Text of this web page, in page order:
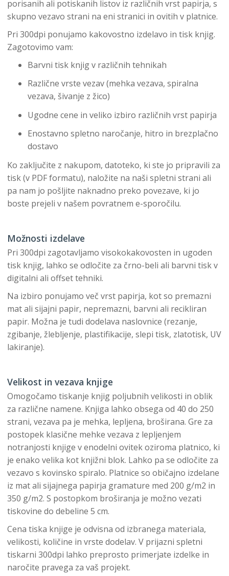
porisanih ali potiskanih listov iz različnih vrst papirja, s
skupno vezavo strani na eni stranici in ovitih v platnice.
Pri 300dpi ponujamo kakovostno izdelavo in tisk knjig.
Zagotovimo vam:
Barvni tisk knjig v različnih tehnikah
Različne vrste vezav (mehka vezava, spiralna
vezava, šivanje z žico)
Ugodne cene in veliko izbiro različnih vrst papirja
Enostavno spletno naročanje, hitro in brezplačno
dostavo
Ko zaključite z nakupom, datoteko, ki ste jo pripravili za
tisk (v PDF formatu), naložite na naši spletni strani ali
pa nam jo pošljite naknadno preko povezave, ki jo
boste prejeli v našem povratnem e-sporočilu.
Možnosti izdelave
Pri 300dpi zagotavljamo visokokakovosten in ugoden
tisk knjig, lahko se odločite za črno-beli ali barvni tisk v
digitalni ali offset tehniki.
Na izbiro ponujamo več vrst papirja, kot so premazni
mat ali sijajni papir, nepremazni, barvni ali recikliran
papir. Možna je tudi dodelava naslovnice (rezanje,
zgibanje, žlebljenje, plastifikacije, slepi tisk, zlatotisk, UV
lakiranje).
Velikost in vezava knjige
Omogočamo tiskanje knjig poljubnih velikosti in oblik
za različne namene. Knjiga lahko obsega od 40 do 250
strani, vezava pa je mehka, lepljena, broširana. Gre za
postopek klasične mehke vezava z lepljenjem
notranjosti knjige v enodelni ovitek oziroma platnico, ki
je enako velika kot knjižni blok. Lahko pa se odločite za
vezavo s kovinsko spiralo. Platnice so običajno izdelane
iz mat ali sijajnega papirja gramature med 200 g/m2 in
350 g/m2. S postopkom broširanja je možno vezati
tiskovine do debeline 5 cm.
Cena tiska knjige je odvisna od izbranega materiala,
velikosti, količine in vrste dodelav. V prijazni spletni
tiskarni 300dpi lahko preprosto primerjate izdelke in
naročite pravega za vaš projekt.